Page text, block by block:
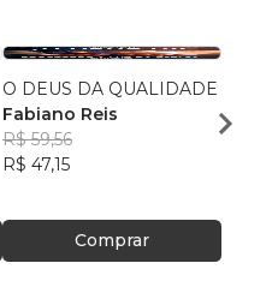
O DEUS DA QUALIDADE
Fabiano Reis
R$ 59,56
R$ 47,15
Comprar